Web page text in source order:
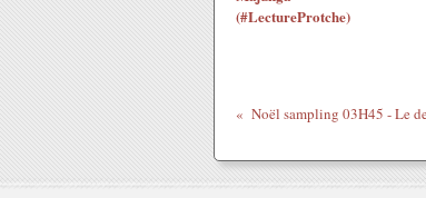
(#LectureProtche)